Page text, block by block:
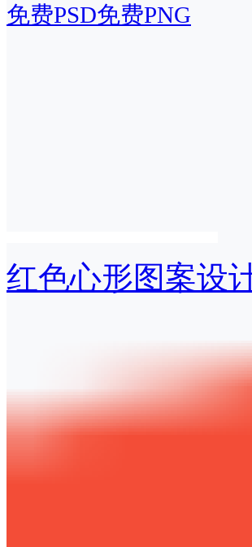
免费PSD免费PNG
红色心形图案设